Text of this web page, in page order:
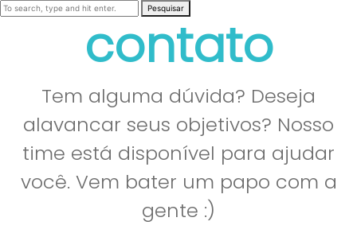
Pesquisar
contato
Tem alguma dúvida? Deseja
alavancar seus objetivos? Nosso
time está disponível para ajudar
você. Vem bater um papo com a
gente :)